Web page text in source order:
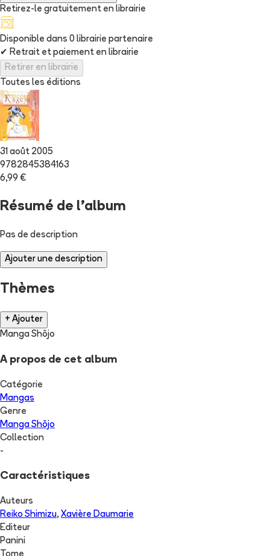
Retirez-le gratuitement en librairie
Disponible dans 0 librairie partenaire
✔ Retrait et paiement en librairie
Retirer en librairie
Toutes les éditions
31 août 2005
9782845384163
6,99 €
Résumé de l'album
Pas de description
Ajouter une description
Thèmes
+ Ajouter
Manga Shōjo
A propos de cet album
Catégorie
Mangas
Genre
Manga Shōjo
Collection
-
Caractéristiques
Auteurs
Reiko Shimizu, Xavière Daumarie
Editeur
Panini